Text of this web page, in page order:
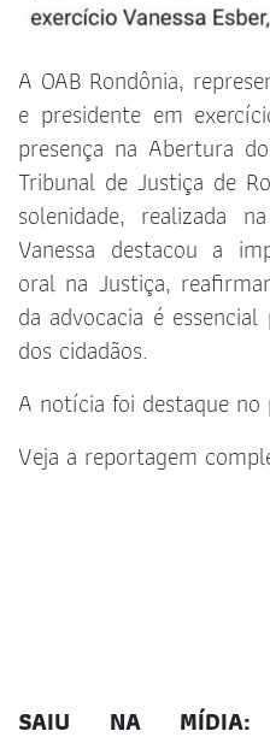
A OAB Rondônia,
e presidente em
presença na Abertura
Tribunal de Justiça de
solenidade, realizada
Vanessa destacou a
oral na Justiça,
da advocacia é
dos cidadãos.
A notícia foi destaque no
Veja a reportagem
SAIU NA